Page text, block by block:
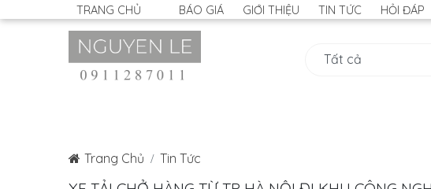
TRANG CHỦ BÁO GIÁ GIỚI THIỆU TIN TỨC HỎI ĐÁP
Trang Chủ Tin Tức